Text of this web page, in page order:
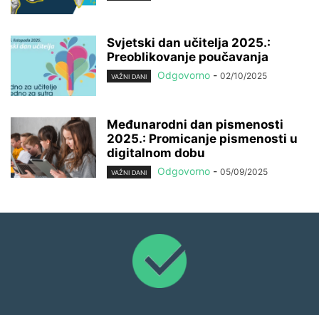
Svjetski dan učitelja 2025.:
Preoblikovanje poučavanja
VAŽNI DANI Odgovorno - 02/10/2025
Međunarodni dan pismenosti
2025.: Promicanje pismenosti u
digitalnom dobu
VAŽNI DANI Odgovorno - 05/09/2025